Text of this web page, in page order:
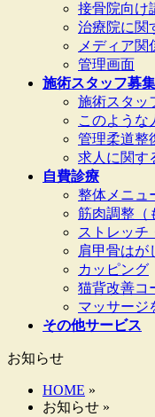
接骨院向け
治療院に関
メディア関
管理画面
施術スタッフ募
施術スタッ
このような
管理柔道整
求人に関す
自費診療
整体メニュ
筋肉調整（
ストレッチ
肩甲骨はが
カッピング
猫背改善コ
マッサージ
その他サービス
お知らせ
HOME »
お知らせ »